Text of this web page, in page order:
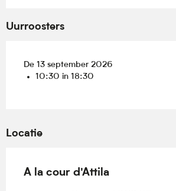
Uurroosters
De 13 september 2026
10:30 in 18:30
Locatie
A la cour d'Attila